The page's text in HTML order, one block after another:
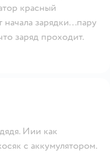
красный
зарядки...пару
заряд проходит.
Иии как
с аккумулятором.